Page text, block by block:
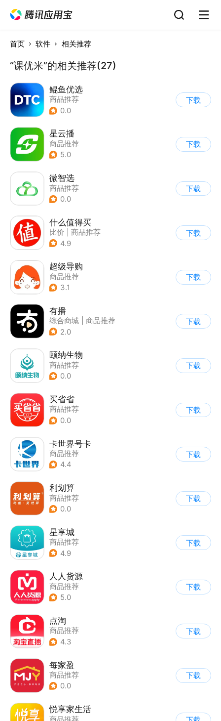
首页 软件 相关推荐
“课优米”的相关推荐(27)
鲲鱼优选
商品推荐
0.0
下载
星云播
商品推荐
5.0
下载
微智选
商品推荐
0.0
下载
什么值得买
比价
商品推荐
4.9
下载
超级导购
商品推荐
3.1
下载
有播
综合商城
商品推荐
2.0
下载
颐纳生物
商品推荐
0.0
下载
买省省
商品推荐
0.0
下载
卡世界号卡
商品推荐
4.4
下载
利划算
商品推荐
0.0
下载
星享城
商品推荐
4.9
下载
人人货源
商品推荐
5.0
下载
点淘
商品推荐
4.3
下载
每家盈
商品推荐
0.0
下载
悦享家生活